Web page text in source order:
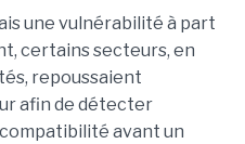
une vulnérabilité à part
certains secteurs, en
repoussaient
afin de détecter
avant un